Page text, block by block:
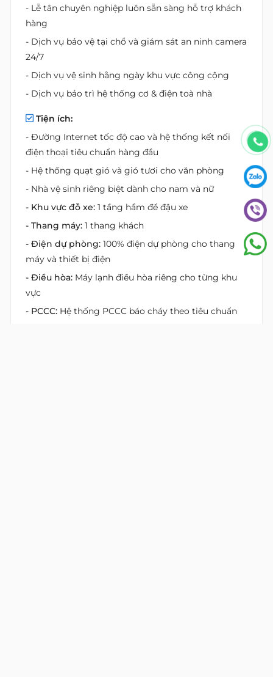
- Lễ tân chuyên nghiệp luôn sẵn sàng hỗ trợ khách
hàng
- Dịch vụ bảo vệ tại chổ và giám sát an ninh camera
24/7
- Dịch vụ vệ sinh hằng ngày khu vực công cộng
- Dịch vụ bảo trì hệ thống cơ & điện toà nhà
Tiện ích:
- Đường Internet tốc độ cao và hệ thống kết nối
điện thoại tiêu chuẩn hàng đầu
- Hệ thống quạt gió và gió tươi cho văn phòng
- Nhà vệ sinh riêng biệt dành cho nam và nữ
- Khu vực đỗ xe: 1 tầng hầm để đậu xe
- Thang máy: 1 thang khách
- Điện dự phòng: 100% điện dự phòng cho thang
máy và thiết bị điện
- Điều hòa: Máy lạnh điều hòa riêng cho từng khu
vực
- PCCC: Hệ thống PCCC báo cháy theo tiêu chuẩn